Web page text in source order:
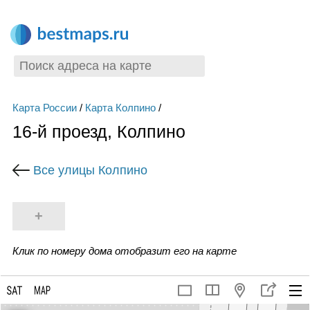
Карта России/ Карта Колпино/
16-й проезд, Колпино
Все улицы Колпино
+
Клик по номеру дома отобразит его на карте